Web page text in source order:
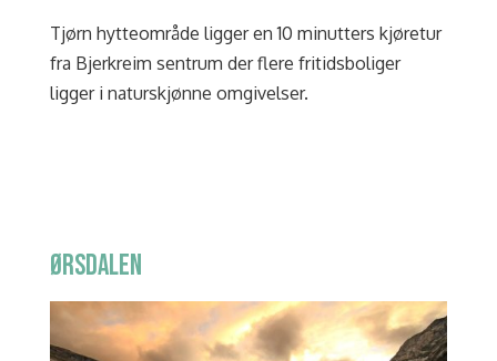
Tjørn hytteområde ligger en 10 minutters kjøretur
fra Bjerkreim sentrum der flere fritidsboliger
ligger i naturskjønne omgivelser.
ØRSDALEN